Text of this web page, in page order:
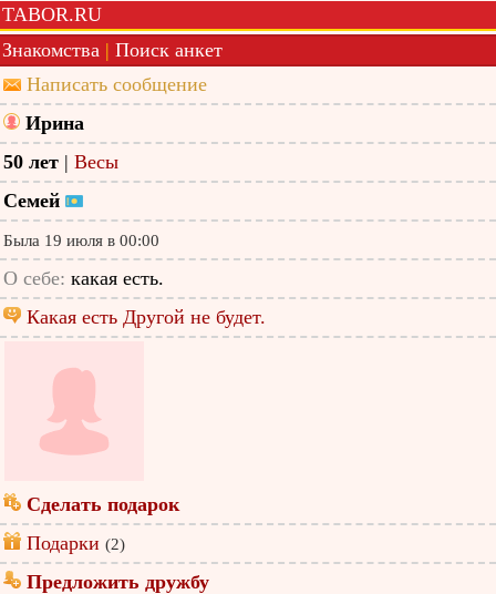
TABOR.RU
Знакомства | Поиск анкет
Написать сообщение
Ирина
50 лет | Весы
Семей
Была 19 июля в 00:00
О себе: какая есть.
Какая есть Другой не будет.
Сделать подарок
Подарки (2)
Предложить дружбу